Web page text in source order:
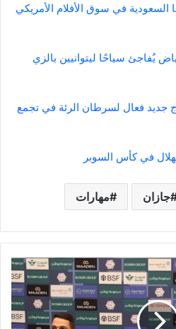
السعودية في سوق الأفلام الأمريكي
يُفاجئ سياحًا ليتوانيين بالزي
فعال لسرطان الرئة في تجمع
في كأس السوبر
جازان مهارات